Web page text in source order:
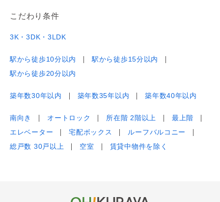
こだわり条件
3K・3DK・3LDK
駅から徒歩10分以内
駅から徒歩15分以内
駅から徒歩20分以内
築年数30年以内 築年数35年以内 築年数40年以内
南向き オートロック 所在階 2階以上
最上階
エレベーター
宅配ボックス
ルーフバルコニー
総戸数 30戸以上
空室 賃貸中物件を除く